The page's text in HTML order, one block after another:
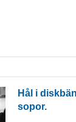
Hål i
sopor.